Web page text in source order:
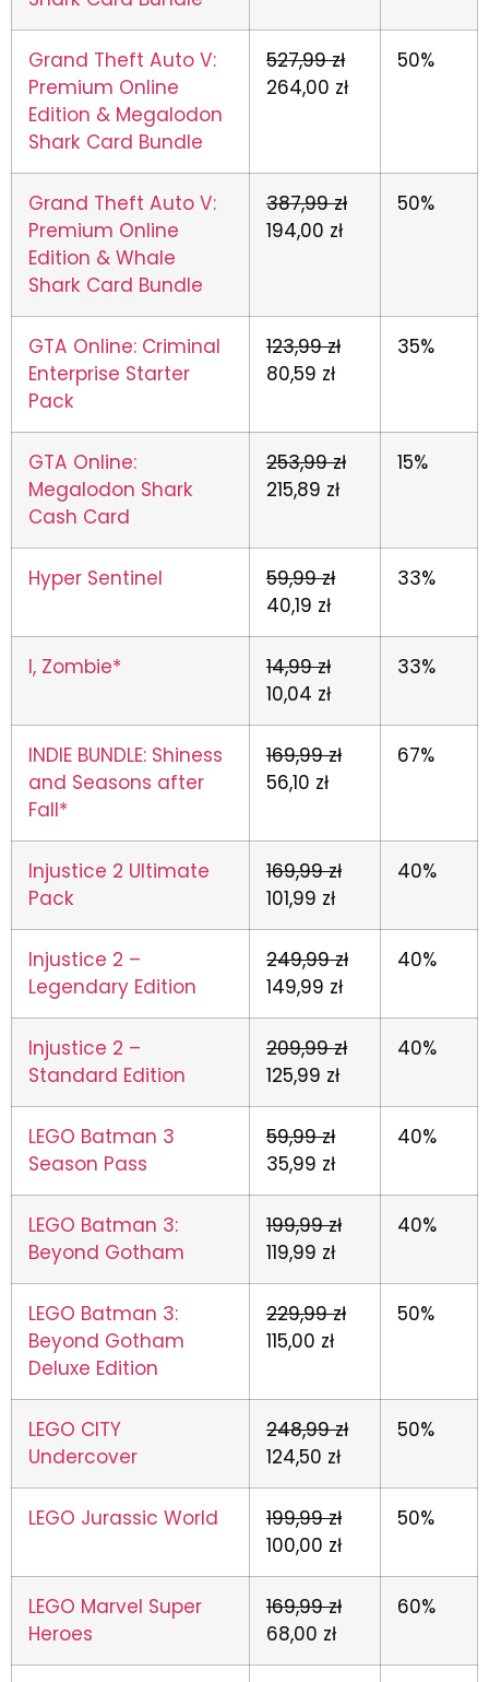
Grand Theft Auto V:
Premium Online
Edition & Megalodon
Shark Card Bundle
527,99 zł
264,00 zł
50%
Grand Theft Auto V:
Premium Online
Edition & Whale
Shark Card Bundle
387,99 zł
194,00 zł
50%
GTA Online: Criminal
Enterprise Starter
Pack
123,99 zł
80,59 zł
35%
GTA Online:
Megalodon Shark
Cash Card
253,99 zł
215,89 zł
15%
Hyper Sentinel
59,99 zł
40,19 zł
33%
I, Zombie*
14,99 zł
10,04 zł
33%
INDIE BUNDLE: Shiness
and Seasons after
Fall*
169,99 zł
56,10 zł
67%
Injustice 2 Ultimate
Pack
169,99 zł
101,99 zł
40%
Injustice 2 –
Legendary Edition
249,99 zł
149,99 zł
40%
Injustice 2 –
Standard Edition
209,99 zł
125,99 zł
40%
LEGO Batman 3
Season Pass
59,99 zł
35,99 zł
40%
LEGO Batman 3:
Beyond Gotham
199,99 zł
119,99 zł
40%
LEGO Batman 3:
Beyond Gotham
Deluxe Edition
229,99 zł
115,00 zł
50%
LEGO CITY
Undercover
248,99 zł
124,50 zł
50%
LEGO Jurassic World
199,99 zł
100,00 zł
50%
LEGO Marvel Super
Heroes
169,99 zł
68,00 zł
60%